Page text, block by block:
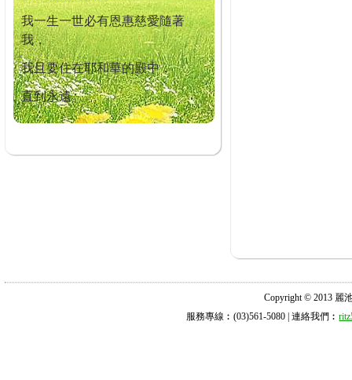
我一生一世必有恩惠慈愛隨著
我，
我且要住在耶和華的殿中，
直到永遠。
Copyright © 2013 麗
服務專線︰(03)561-5080 | 連絡我們︰